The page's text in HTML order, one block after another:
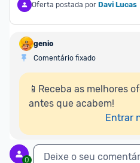
Oferta postada por Davi Lucas
genio
Comentário fixado
📱Receba as melhores
antes que acabem!
Entrar
0 Deixe o seu